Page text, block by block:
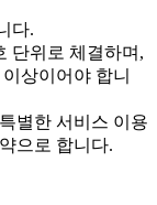
다.
단위로 체결하며,
상이어야 합니
별한 서비스 이용
으로 합니다.